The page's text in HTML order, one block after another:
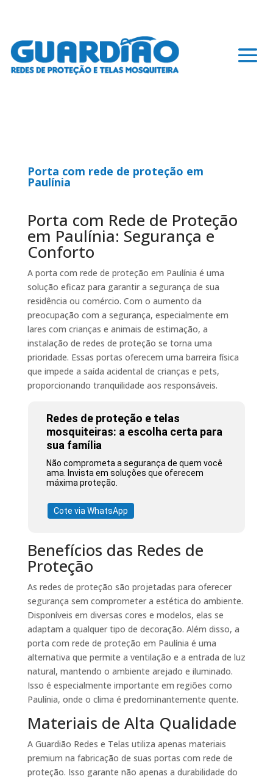
Porta com rede de proteção em
Paulínia
Porta com Rede de Proteção
em Paulínia: Segurança e
Conforto
A porta com rede de proteção em Paulínia é uma
solução eficaz para garantir a segurança de sua
residência ou comércio. Com o aumento da
preocupação com a segurança, especialmente em
lares com crianças e animais de estimação, a
instalação de redes de proteção se torna uma
prioridade. Essas portas oferecem uma barreira física
que impede a saída acidental de crianças e pets,
proporcionando tranquilidade aos responsáveis.
Redes de proteção e telas
mosquiteiras: a escolha certa para
sua família
Não comprometa a segurança de quem você
ama. Invista em soluções que oferecem
máxima proteção.
Cote via WhatsApp
Benefícios das Redes de
Proteção
As redes de proteção são projetadas para oferecer
segurança sem comprometer a estética do ambiente.
Disponíveis em diversas cores e modelos, elas se
adaptam a qualquer tipo de decoração. Além disso, a
porta com rede de proteção em Paulínia é uma
alternativa que permite a ventilação e a entrada de luz
natural, mantendo o ambiente arejado e iluminado.
Isso é especialmente importante em regiões como
Paulínia, onde o clima é predominantemente quente.
Materiais de Alta Qualidade
A Guardião Redes e Telas utiliza apenas materiais
premium na fabricação de suas portas com rede de
proteção. Isso garante não apenas a durabilidade do